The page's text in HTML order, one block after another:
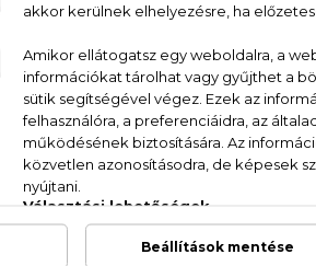
vizes jegyek, cédrus, pacsuli,
GLYCOL,
GERANIOL,
CITRATE,